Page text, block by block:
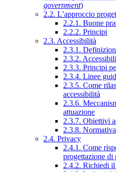
government)
2.2. L’approccio
2.2.1. Buone
2.2.2. Principi
2.3. Accessibilità
2.3.1.
2.3.2.
2.3.3. Principi
2.3.4. Linee
2.3.5. Come
accessibilità
2.3.6.
attuazione
2.3.7. Obiettivi
2.3.8.
2.4. Privacy
2.4.1. Come
progettazione di
2.4.2. Richiedi il